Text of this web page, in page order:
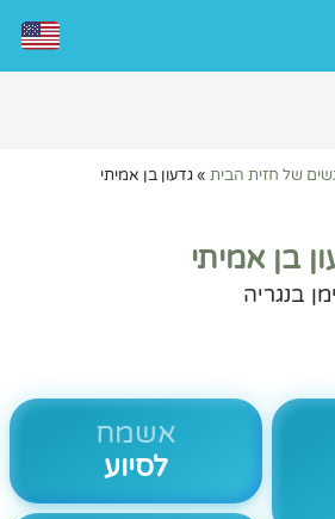
של חזית הבית »גדעון בן אמיתי
בן אמיתי
בנגריה
אשמח
לסיוע